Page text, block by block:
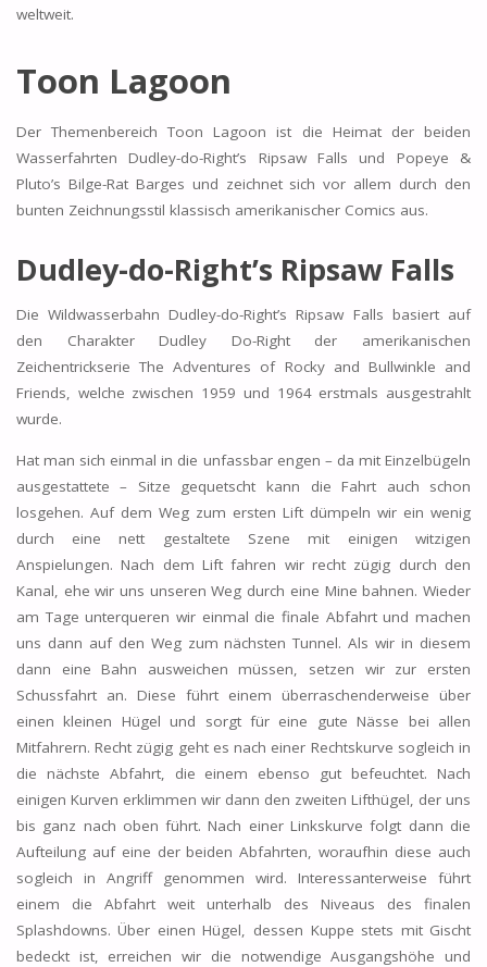
weltweit.
Toon Lagoon
Der Themenbereich Toon Lagoon ist die Heimat der beiden
Wasserfahrten Dudley-do-Right’s Ripsaw Falls und Popeye &
Pluto’s Bilge-Rat Barges und zeichnet sich vor allem durch den
bunten Zeichnungsstil klassisch amerikanischer Comics aus.
Dudley-do-Right’s Ripsaw Falls
Die Wildwasserbahn Dudley-do-Right’s Ripsaw Falls basiert auf
den Charakter Dudley Do-Right der amerikanischen
Zeichentrickserie The Adventures of Rocky and Bullwinkle and
Friends, welche zwischen 1959 und 1964 erstmals ausgestrahlt
wurde.
Hat man sich einmal in die unfassbar engen – da mit Einzelbügeln
ausgestattete – Sitze gequetscht kann die Fahrt auch schon
losgehen. Auf dem Weg zum ersten Lift dümpeln wir ein wenig
durch eine nett gestaltete Szene mit einigen witzigen
Anspielungen. Nach dem Lift fahren wir recht zügig durch den
Kanal, ehe wir uns unseren Weg durch eine Mine bahnen. Wieder
am Tage unterqueren wir einmal die finale Abfahrt und machen
uns dann auf den Weg zum nächsten Tunnel. Als wir in diesem
dann eine Bahn ausweichen müssen, setzen wir zur ersten
Schussfahrt an. Diese führt einem überraschenderweise über
einen kleinen Hügel und sorgt für eine gute Nässe bei allen
Mitfahrern. Recht zügig geht es nach einer Rechtskurve sogleich in
die nächste Abfahrt, die einem ebenso gut befeuchtet. Nach
einigen Kurven erklimmen wir dann den zweiten Lifthügel, der uns
bis ganz nach oben führt. Nach einer Linkskurve folgt dann die
Aufteilung auf eine der beiden Abfahrten, woraufhin diese auch
sogleich in Angriff genommen wird. Interessanterweise führt
einem die Abfahrt weit unterhalb des Niveaus des finalen
Splashdowns. Über einen Hügel, dessen Kuppe stets mit Gischt
bedeckt ist, erreichen wir die notwendige Ausgangshöhe und